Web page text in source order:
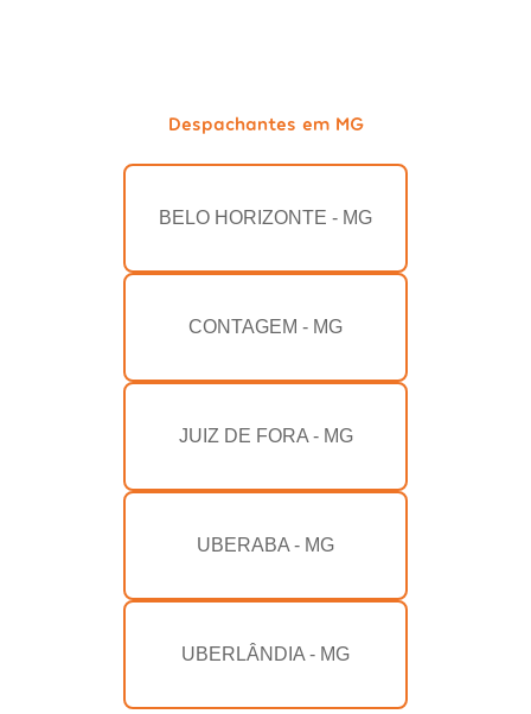
Despachantes em MG
BELO HORIZONTE - MG
CONTAGEM - MG
JUIZ DE FORA - MG
UBERABA - MG
UBERLÂNDIA - MG